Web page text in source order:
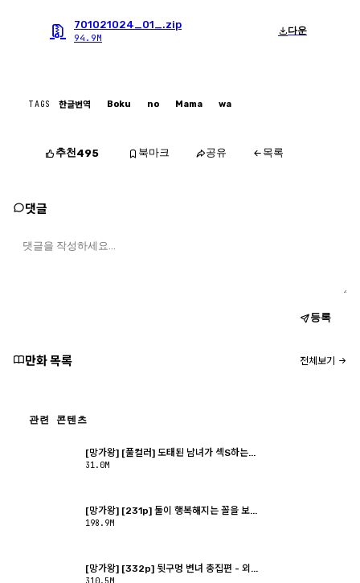
701021024_01_.zip
94.9M
다운
TAGS 한글번역 Boku no Mama wa
추천495 북마크 공유 목록
댓글
등록
만화 목록 전체보기
관련 콘텐츠
[망가왕] [풀컬러] 도태된 남녀가 섹S하는...
31.0M
[망가왕] [231p] 둘이 행복해지는 꼴을 보...
198.9M
[망가왕] [332p] 뒷구멍 변녀 총집편 - 외...